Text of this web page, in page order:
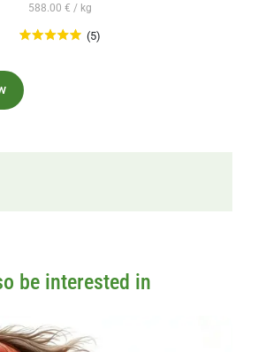
588.00 € / kg
(5)
be interested in